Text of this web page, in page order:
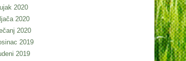
2020
2020
2020
2019
2019